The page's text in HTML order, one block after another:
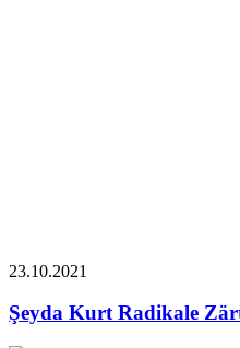
23.10.2021
Şeyda Kurt Radikale